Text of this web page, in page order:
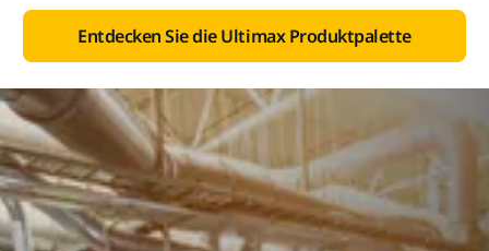
Entdecken Sie die Ultimax Produktpalette